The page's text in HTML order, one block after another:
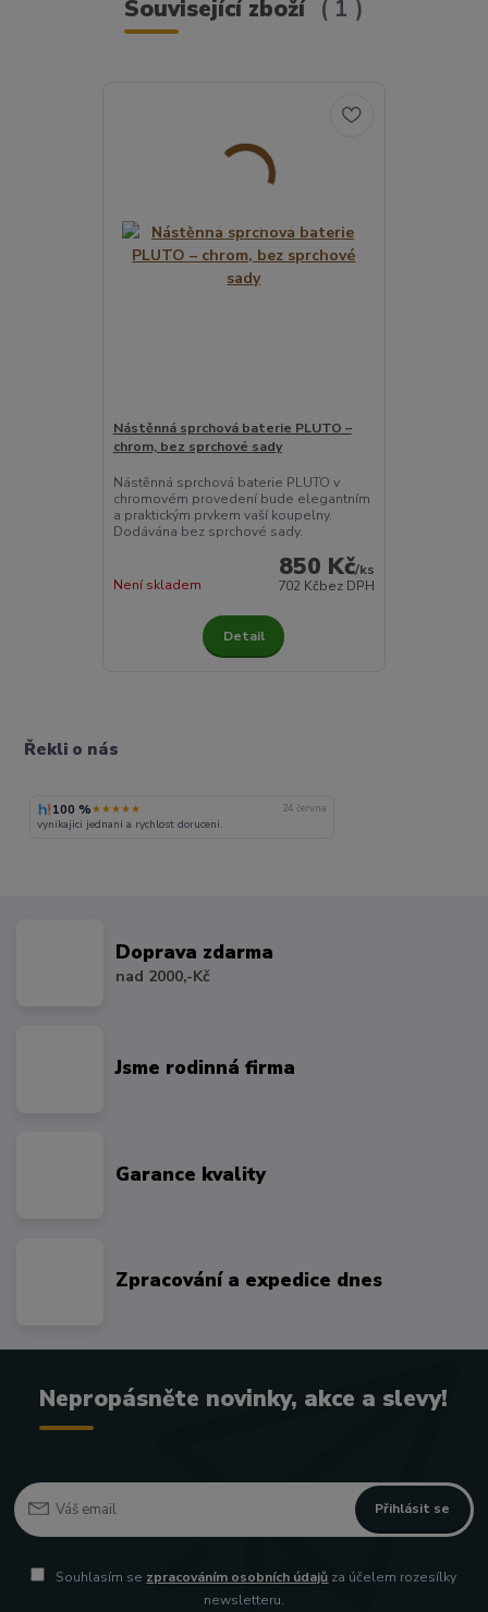
Související zboží 1
Nástěnná sprchová baterie PLUTO –
chrom, bez sprchové sady
Nástěnná sprchová baterie PLUTO v
chromovém provedení bude elegantním
a praktickým prvkem vaší koupelny.
Dodávána bez sprchové sady.
850 Kč/ks
702 Kčbez DPH
Není skladem
Detail
Řekli o nás
100 %★★★★★ 24. června
vynikajici jednani a rychlost doruceni.
Doprava zdarma
nad 2000,-Kč
Jsme rodinná firma
Garance kvality
Zpracování a expedice dnes
Nepropásněte novinky, akce a slevy!
Přihlásit se
Souhlasím se zpracováním osobních údajů za účelem rozesílky
newsletteru.